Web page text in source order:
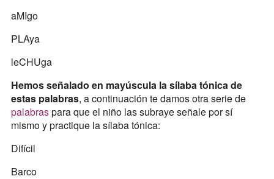
aMIgo
PLAya
leCHUga
Hemos señalado en mayúscula la sílaba tónica de
estas palabras, a continuación te damos otra serie de
palabraspara que el niño las subraye señale por sí
mismo y practique la sílaba tónica:
Difícil
Barco